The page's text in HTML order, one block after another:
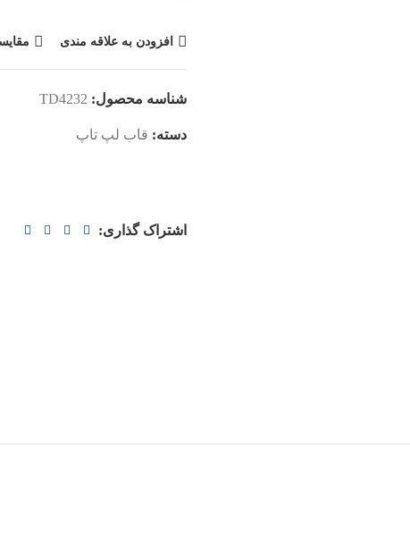
افزودن به علاقه مندی
شناسه محصول: TD4232
دسته: قاب لپ تاپ
اشتراک گذاری: